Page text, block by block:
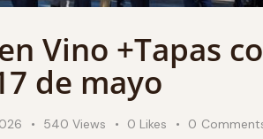
Vino +Tapas
de mayo
540 Views 0 Likes 0